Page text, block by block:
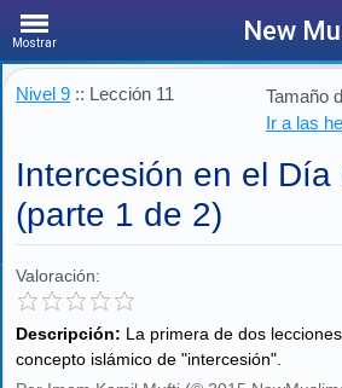
Mostrar New
Nivel 9 :: Lección 11
Tamaño
Ir a las
Intercesión en el Día
(parte 1 de 2)
Valoración:
Descripción: La primera de dos
concepto islámico de "intercesión".